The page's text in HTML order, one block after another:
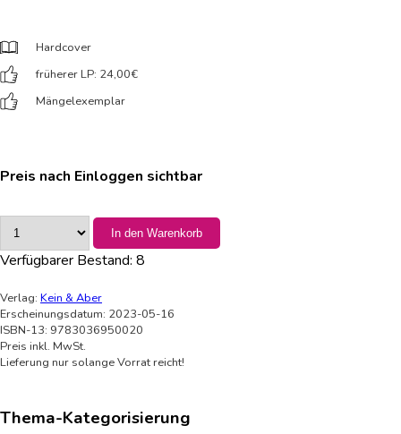
Hardcover
früherer LP: 24,00€
Mängelexemplar
Preis nach Einloggen sichtbar
In den Warenkorb
Verfügbarer Bestand: 8
Verlag: Kein & Aber
Erscheinungsdatum: 2023-05-16
ISBN-13: 9783036950020
Preis inkl. MwSt.
Lieferung nur solange Vorrat reicht!
Thema-Kategorisierung